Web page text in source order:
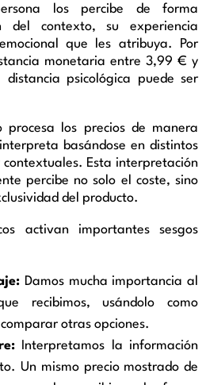
los percibe de forma
del contexto, su experiencia
que les atribuya. Por
monetaria entre 3,99 € y
psicológica puede ser
procesa los precios de manera
basándose en distintos
contextuales. Esta interpretación
percibe no solo el coste, sino
del producto.
activan importantes sesgos
Damos mucha importancia al
recibimos, usándolo como
otras opciones.
Interpretamos la información
Un mismo precio mostrado de